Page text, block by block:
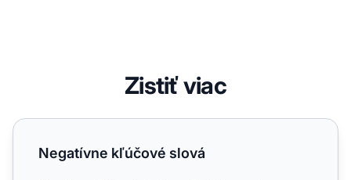
Zistiť viac
Negatívne kľúčové slová
Negatívne kľúčové slová